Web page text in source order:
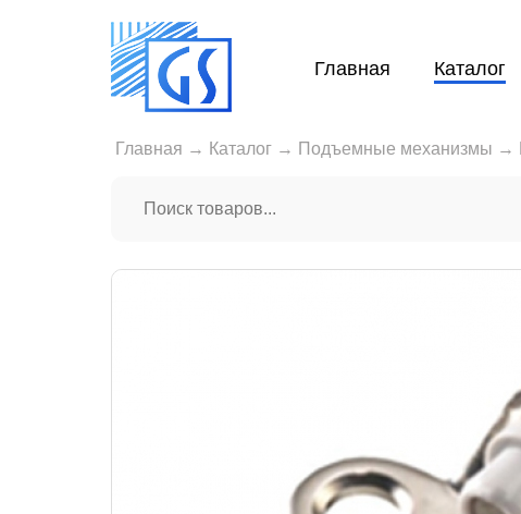
Главная Каталог
Главная → Каталог → Подъемные механизмы →